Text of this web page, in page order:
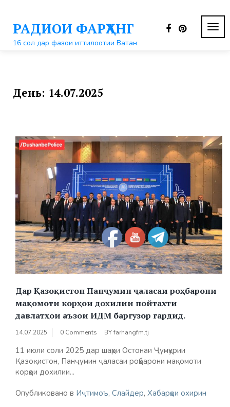
контентуРАДИОИ ФАРҲАНГ
16 сол дар фазои иттилоотии Ватан
День: 14.07.2025
Дар Қазоқистон Панҷумин ҷаласаи роҳбарони
мақомоти корҳои дохилии пойтахти
давлатҳои аъзои ИДМ баргузор гардид.
14.07.2025 0 Comments BYfarhangfm.tj
11 июли соли 2025 дар шаҳри Остонаи Ҷумҳурии
Қазоқистон, Панҷумин ҷаласаи роҳбарони мақомоти
корҳои дохилии...
Опубликовано в Иҷтимоъ, Слайдер, Хабарҳои охирин